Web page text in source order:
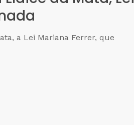
a Lei Mariana Ferrer, que